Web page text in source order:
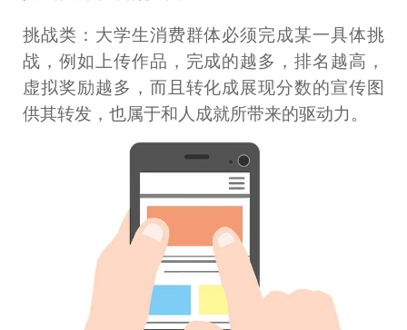
挑战类：大学生消费群体必须完成某一具体挑
战，例如上传作品，完成的越多，排名越高，
虚拟奖励越多，而且转化成展现分数的宣传图
供其转发，也属于和人成就所带来的驱动力。